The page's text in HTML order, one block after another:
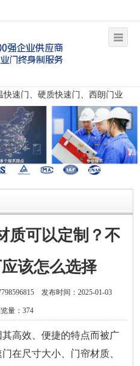
速门、硬质快速门、西朗门业
质可以定制？不
该怎么选择
发布时间：2025-01-03
量：374
其高效、便捷的特点而被广
在尺寸大小、门帘材质、